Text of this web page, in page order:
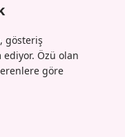
gösteriş
Özü olan
göre